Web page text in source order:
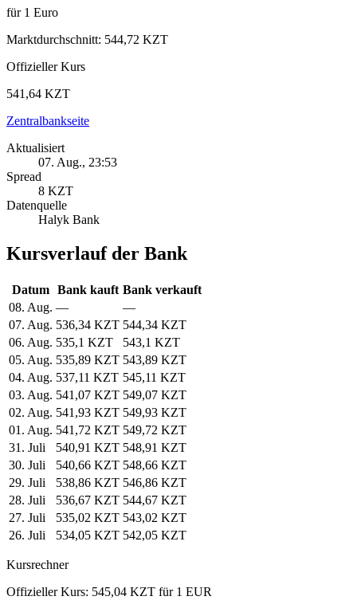
für1 Euro
Marktdurchschnitt: 544,72 KZT
Offizieller Kurs
541,64 KZT
Zentralbankseite
Aktualisiert
07. Aug., 23:53
Spread
8 KZT
Datenquelle
Halyk Bank
Kursverlauf der Bank
Datum Bank kauft Bank verkauft
08. Aug. —
—
07. Aug. 536,34 KZT 544,34 KZT
06. Aug. 535,1 KZT
543,1 KZT
05. Aug. 535,89 KZT 543,89 KZT
04. Aug. 537,11 KZT 545,11 KZT
03. Aug. 541,07 KZT 549,07 KZT
02. Aug. 541,93 KZT 549,93 KZT
01. Aug. 541,72 KZT 549,72 KZT
31. Juli
540,91 KZT 548,91 KZT
30. Juli
540,66 KZT 548,66 KZT
29. Juli
538,86 KZT 546,86 KZT
28. Juli
536,67 KZT 544,67 KZT
27. Juli
535,02 KZT 543,02 KZT
26. Juli
534,05 KZT 542,05 KZT
Kursrechner
Offizieller Kurs: 545,04 KZT für 1 EUR